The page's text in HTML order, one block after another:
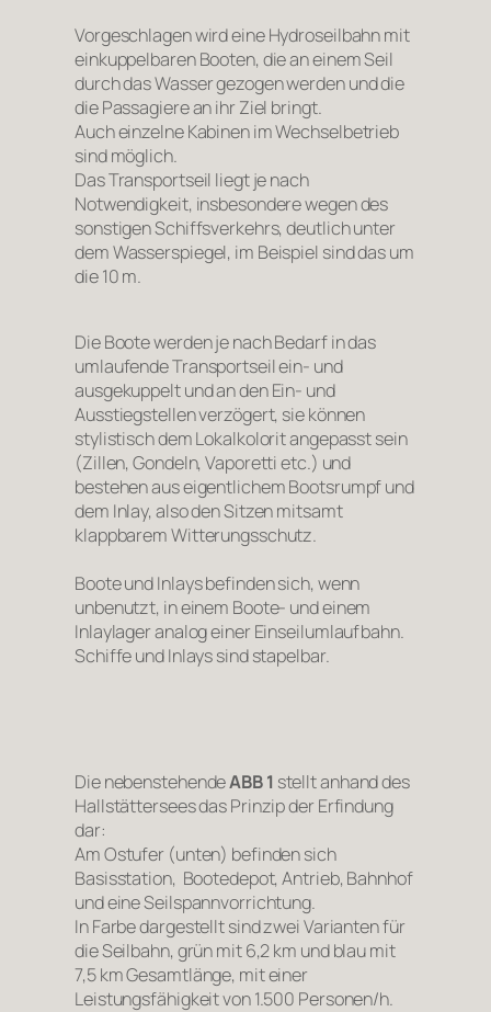
Vorgeschlagen wird eine Hydroseilbahn mit
einkuppelbaren Booten, die an einem Seil
durch das Wasser gezogen werden und die
die Passagiere an ihr Ziel bringt.
Auch einzelne Kabinen im Wechselbetrieb
sind möglich.
Das Transportseil liegt je nach
Notwendigkeit, insbesondere wegen des
sonstigen Schiffsverkehrs, deutlich unter
dem Wasserspiegel, im Beispiel sind das um
die 10 m.
Die Boote werden je nach Bedarf in das
umlaufende Transportseil ein- und
ausgekuppelt und an den Ein- und
Ausstiegstellen verzögert, sie können
stylistisch dem Lokalkolorit angepasst sein
(Zillen, Gondeln, Vaporetti etc.) und
bestehen aus eigentlichem Bootsrumpf und
dem Inlay, also den Sitzen mitsamt
klappbarem Witterungsschutz.
Boote und Inlays befinden sich, wenn
unbenutzt, in einem Boote- und einem
Inlaylager analog einer Einseilumlaufbahn.
Schiffe und Inlays sind stapelbar.
Die nebenstehendeABB1 stellt anhand des
Hallstättersees das Prinzip der Erfindung
dar:
Am Ostufer (unten) befinden sich
Basisstation, Bootedepot, Antrieb, Bahnhof
und eine Seilspannvorrichtung.
In Farbe dargestellt sind zwei Varianten für
die Seilbahn, grün mit 6,2 km und blau mit
7,5 km Gesamtlänge, mit einer
Leistungsfähigkeit von 1.500 Personen/h.